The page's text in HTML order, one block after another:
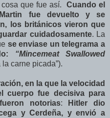
que fue así. Cuando el
fue devuelto y se
los británicos vieron que
cuidadosamente. La
se enviase un telegrama a
“Mincemeat Swallowed
carne picada”).
en la que la velocidad
cuerpo fue decisiva para
notorias:
Hitler dio
y Cerdeña, y envió a